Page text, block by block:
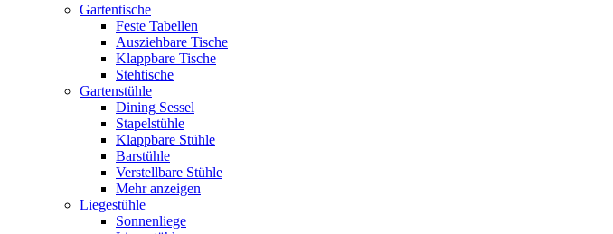
Gartentische
Feste Tabellen
Ausziehbare Tische
Klappbare Tische
Stehtische
Gartenstühle
Dining Sessel
Stapelstühle
Klappbare Stühle
Barstühle
Verstellbare Stühle
Mehr anzeigen
Liegestühle
Sonnenliege